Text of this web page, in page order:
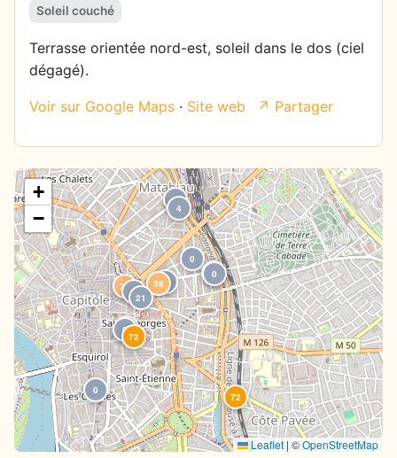
Soleil couché
Terrasse orientée nord-est, soleil dans le dos (ciel
dégagé).
Voir sur Google Maps · Site web ↗ Partager
72
27
0
0
72
0
21
291
0
0
0
38
4
0
+
−
Leaflet|©OpenStreetMap